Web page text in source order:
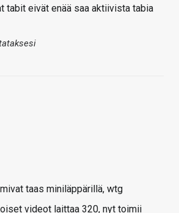
tabit eivät enää saa aktiivista tabia
taas miniläppärillä, wtg
videot laittaa 320, nyt toimii